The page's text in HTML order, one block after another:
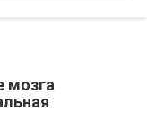
мозга